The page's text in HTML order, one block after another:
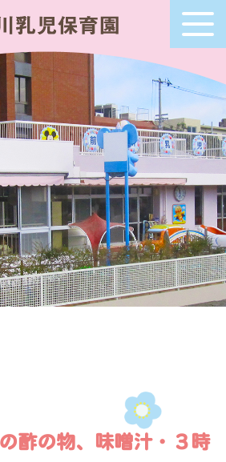
酢の物、味噌汁・３時